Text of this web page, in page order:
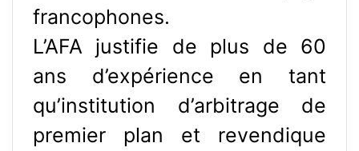
francophones.
L’AFA justifie de plus de 60
ans d’expérience en tant
qu’institution d’arbitrage de
premier plan et revendique